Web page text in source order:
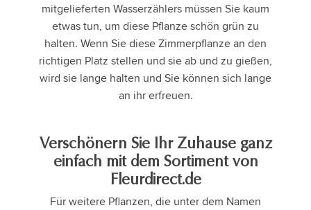
mitgelieferten Wasserzählers müssen Sie kaum
etwas tun, um diese Pflanze schön grün zu
halten. Wenn Sie diese Zimmerpflanze an den
richtigen Platz stellen und sie ab und zu gießen,
wird sie lange halten und Sie können sich lange
an ihr erfreuen.
Verschönern Sie Ihr Zuhause ganz
einfach mit dem Sortiment von
Fleurdirect.de
Für weitere Pflanzen, die unter dem Namen